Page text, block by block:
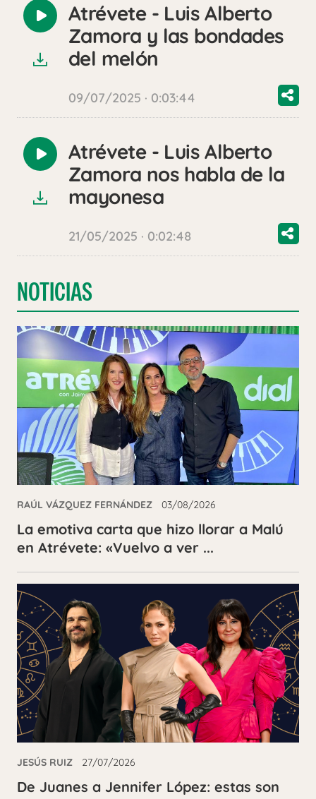
Reproducir
audio
Atrévete - Luis Alberto
Zamora y las bondades
del melón
09/07/2025 · 0:03:44
Reproducir
audio
Atrévete - Luis Alberto
Zamora nos habla de la
mayonesa
21/05/2025 · 0:02:48
NOTICIAS
RAÚL VÁZQUEZ FERNÁNDEZ 03/08/2026
La emotiva carta que hizo llorar a Malú
en Atrévete: «Vuelvo a ver ...
JESÚS RUIZ 27/07/2026
De Juanes a Jennifer López: estas son